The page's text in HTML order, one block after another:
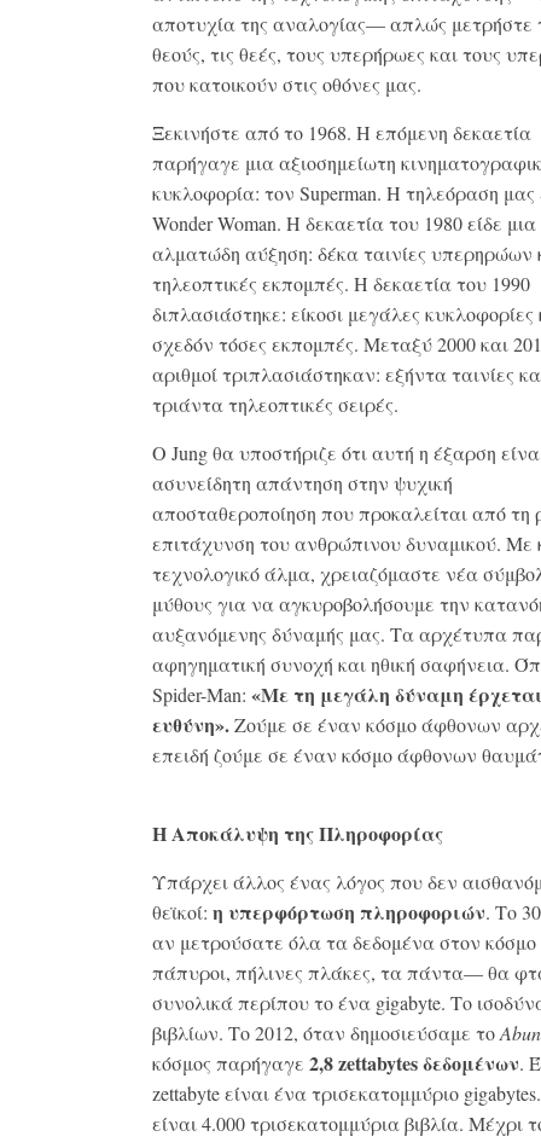
αποτυχία της αναλογίας— απλώς μετρήστε
θεούς, τις θεές, τους υπερήρωες και τους
που κατοικούν στις οθόνες μας.
Ξεκινήστε από το 1968. Η επόμενη δεκαετία
παρήγαγε μια αξιοσημείωτη
κυκλοφορία: τον Superman. Η τηλεόραση
Wonder Woman. Η δεκαετία του 1980 είδε μια
αλματώδη αύξηση: δέκα ταινίες υπερηρώων
τηλεοπτικές εκπομπές. Η δεκαετία του 1990
διπλασιάστηκε: είκοσι μεγάλες κυκλοφορίες
σχεδόν τόσες εκπομπές. Μεταξύ 2000 και
αριθμοί τριπλασιάστηκαν: εξήντα ταινίες
τριάντα τηλεοπτικές σειρές.
Ο Jung θα υποστήριζε ότι αυτή η έξαρση
ασυνείδητη απάντηση στην ψυχική
αποσταθεροποίηση που προκαλείται από τη
επιτάχυνση του ανθρώπινου δυναμικού. Με
τεχνολογικό άλμα, χρειαζόμαστε νέα
μύθους για να αγκυροβολήσουμε την
αυξανόμενης δύναμής μας. Τα αρχέτυπα
αφηγηματική συνοχή και ηθική σαφήνεια.
Spider-Man: «Με τη μεγάλη δύναμη
ευθύνη».Ζούμε σε έναν κόσμο άφθονων
επειδή ζούμε σε έναν κόσμο άφθονων
Η Αποκάλυψη της Πληροφορίας
Υπάρχει άλλος ένας λόγος που δεν
θεϊκοί: η υπερφόρτωση πληροφοριών. Το
αν μετρούσατε όλα τα δεδομένα στον
πάπυροι, πήλινες πλάκες, τα πάντα— θα
συνολικά περίπου το ένα gigabyte. Το
βιβλίων. Το 2012, όταν δημοσιεύσαμε το
κόσμος παρήγαγε 2,8 zettabytes δεδομένων.
zettabyte είναι ένα τρισεκατομμύριο
είναι 4.000 τρισεκατομμύρια βιβλία. Μέχρι